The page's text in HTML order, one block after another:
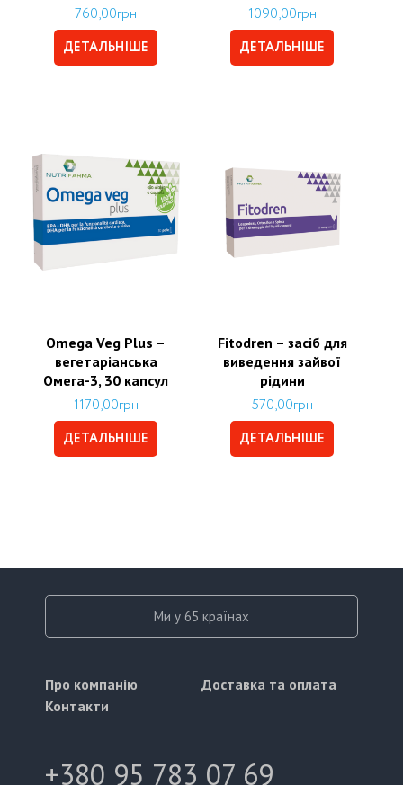
760,00грн
ДЕТАЛЬНІШЕ
1090,00грн
ДЕТАЛЬНІШЕ
Omega Veg Plus –
вегетаріанська
Омега-3, 30 капсул
1170,00грн
ДЕТАЛЬНІШЕ
Fitodren – засіб для
виведення зайвої
рідини
570,00грн
ДЕТАЛЬНІШЕ
Ми у 65 країнах
Про компанію
Контакти
Доставка та оплата
+380 95 783 07 69